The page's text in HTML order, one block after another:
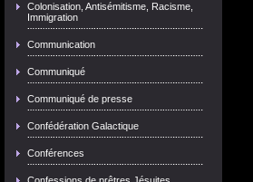
Colonisation, Antisémitisme, Racisme,
Immigration
Communication
Communiqué
Communiqué de presse
Confédération Galactique
Conférences